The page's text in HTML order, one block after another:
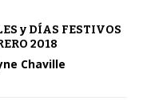
y DÍAS FESTIVOS
2018
Chaville